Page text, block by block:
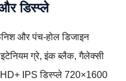
डिस्प्ले
और पंच-होल डिजाइन
ग्रे, इंक ब्लैक, गैलेक्सी
HD+ IPS डिस्प्ले 720×1600